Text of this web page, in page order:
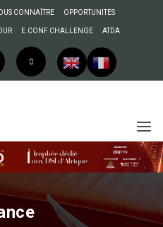
CONNAÎTRE OPPORTUNITES
E.CONF CHALLENGE ATDA